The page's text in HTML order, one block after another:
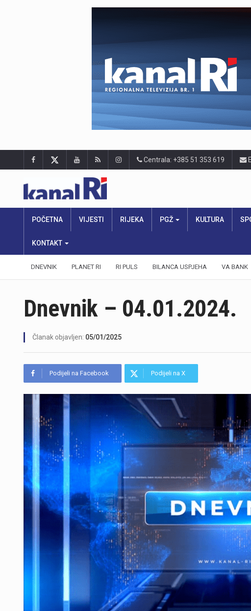
Centrala: +385 51 353 619
POČETNA VIJESTI RIJEKA PGŽ KULTURA
KONTAKT
DNEVNIK PLANET RI RI PULS BILANCA USPJEHA VA BANK
Dnevnik – 04.01.2024.
Članak objavljen: 05/01/2025
Podijeli na Facebook Podijeli na X